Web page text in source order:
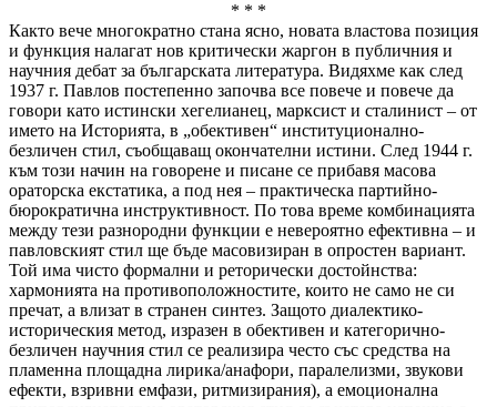
* * *
Както вече многократно стана ясно, новата властова позиция
и функция налагат нов критически жаргон в публичния и
научния дебат за българската литература. Видяхме как след
1937 г. Павлов постепенно започва все повече и повече да
говори като истински хегелианец, марксист и сталинист – от
името на Историята, в „обективен“ институционално-
безличен стил, съобщаващ окончателни истини. След 1944 г.
към този начин на говорене и писане се прибавя масова
ораторска екстатика, а под нея – практическа партийно-
бюрократична инструктивност. По това време комбинацията
между тези разнородни функции е невероятно ефективна – и
павловският стил ще бъде масовизиран в опростен вариант.
Той има чисто формални и реторически достойнства:
хармонията на противоположностите, които не само не си
пречат, а влизат в странен синтез. Защото диалектико-
историческия метод, изразен в обективен и категорично-
безличен научния стил се реализира често със средства на
пламенна площадна лирика/анафори, паралелизми, звукови
ефекти, взривни емфази, ритмизирания), а емоционална